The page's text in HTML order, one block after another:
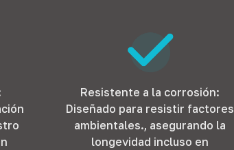
Resistente a la corrosión:
Diseñado para resistir factores
ambientales., asegurando la
longevidad incluso en